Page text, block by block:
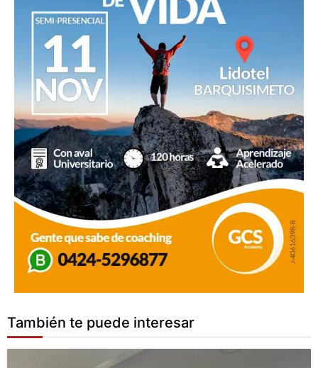
También te puede interesar